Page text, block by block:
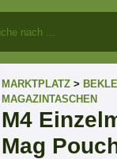
MARKTPLATZ >
MAGAZINTASCHEN
M4
Mag